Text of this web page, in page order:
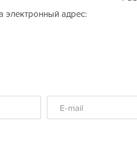
электронный адрес: